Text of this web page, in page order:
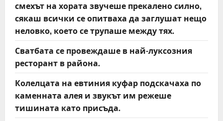
смехът на хората звучеше прекалено силно,
сякаш всички се опитваха да заглушат нещо
неловко, което се трупаше между тях.
Сватбата се провеждаше в най-луксозния
ресторант в района.
Колелцата на евтиния куфар подскачаха по
каменната алея и звукът им режеше
тишината като присъда.